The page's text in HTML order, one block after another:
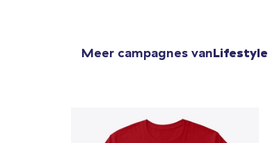
Meer campagnes vanLifestyle